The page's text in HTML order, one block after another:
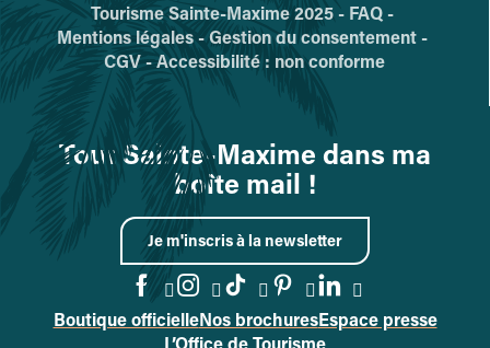
Tourisme Sainte-Maxime 2025 - FAQ -
Mentions légales -Gestion du consentement -
CGV -Accessibilité : non conforme
Tout Sainte-Maxime dans ma
boîte mail !
Je m'inscris à la newsletter
Accéder à la page Facebook
Accéder à la page
Accéder à la page
Accéder à la
Accéder à la
Boutique officielleNos brochuresEspace presse